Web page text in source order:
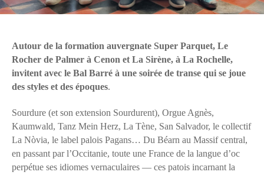
Autour de la formation auvergnate Super Parquet, Le
Rocher de Palmer à Cenon et La Sirène, à La Rochelle,
invitent avec le Bal Barré à une soirée de transe qui se joue
des styles et des époques.
Sourdure (et son extension Sourdurent), Orgue Agnès,
Kaumwald, Tanz Mein Herz, La Tène, San Salvador, le collectif
La Nòvia, le label palois Pagans… Du Béarn au Massif central,
en passant par l’Occitanie, toute une France de la langue d’oc
perpétue ses idiomes vernaculaires — ces patois incarnant la